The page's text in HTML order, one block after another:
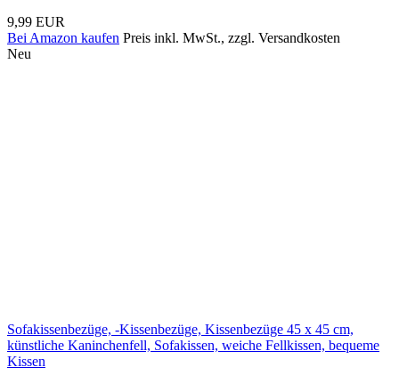
9,99 EUR
Bei Amazon kaufen Preis inkl. MwSt., zzgl. Versandkosten
Neu
Sofakissenbezüge, -Kissenbezüge, Kissenbezüge 45 x 45 cm,
künstliche Kaninchenfell, Sofakissen, weiche Fellkissen, bequeme
Kissen